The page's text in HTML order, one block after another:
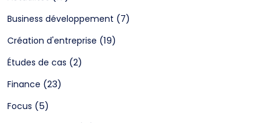
Business développement (7)
Création d'entreprise (19)
Études de cas (2)
Finance (23)
Focus (5)